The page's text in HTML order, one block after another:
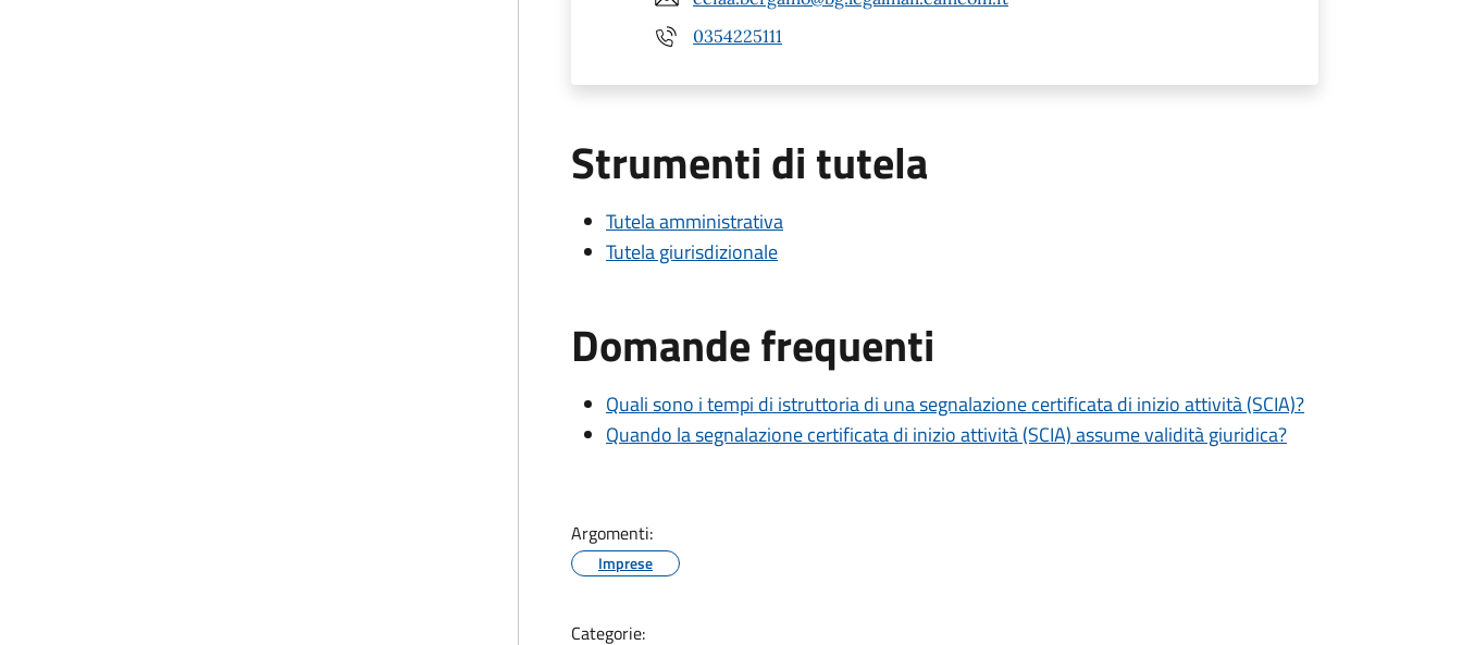
0354225111
Strumenti di tutela
Tutela amministrativa
Tutela giurisdizionale
Domande frequenti
Quali sono i tempi di istruttoria di una segnalazione certificata di inizio attività (SCIA)?
Quando la segnalazione certificata di inizio attività (SCIA) assume validità giuridica?
Argomenti:
Imprese
Categorie: